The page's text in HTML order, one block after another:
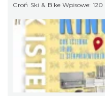
Groń Ski & Bike Wpisowe: 120 zł Link do zapisów udostępnimy już
przegapić!